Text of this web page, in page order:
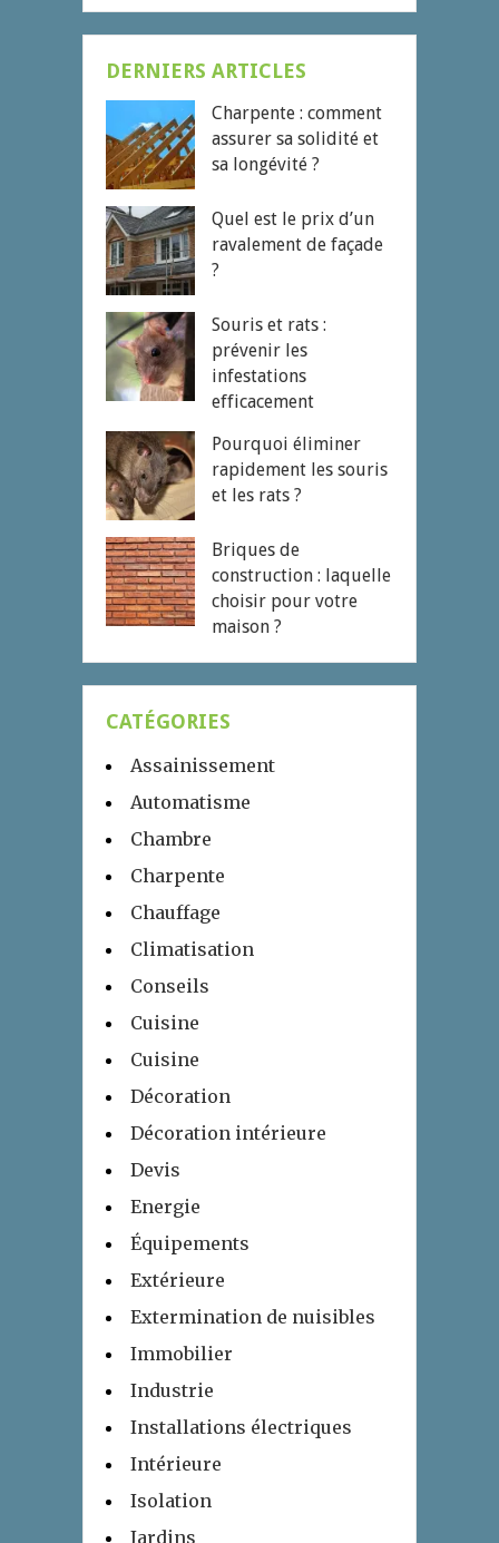
DERNIERS ARTICLES
Charpente : comment
assurer sa solidité et
sa longévité ?
Quel est le prix d’un
ravalement de façade
?
Souris et rats :
prévenir les
infestations
efficacement
Pourquoi éliminer
rapidement les souris
et les rats ?
Briques de
construction : laquelle
choisir pour votre
maison ?
CATÉGORIES
Assainissement
Automatisme
Chambre
Charpente
Chauffage
Climatisation
Conseils
Cuisine
Cuisine
Décoration
Décoration intérieure
Devis
Energie
Équipements
Extérieure
Extermination de nuisibles
Immobilier
Industrie
Installations électriques
Intérieure
Isolation
Jardins